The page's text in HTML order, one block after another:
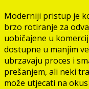
Moderniji pristup je
brzo rotiranje za
uobičajene u
dostupne u manjim
ubrzavaju proces i
prešanjem, ali neki
može utjecati na